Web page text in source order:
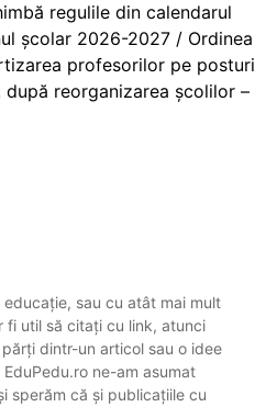
regulile din calendarul
școlar 2026-2027 / Ordinea
profesorilor pe posturi
reorganizarea școlilor –
sau cu atât mai mult
fi util să citați cu link, atunci
dintr-un articol sau o idee
ne-am asumat
sperăm că și publicațiile cu